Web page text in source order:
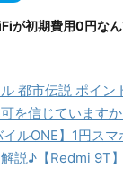
が初期費用0円な
都市伝説 ポイン
を信じていますか
イルONE】1円ス
説♪【Redmi 9T】